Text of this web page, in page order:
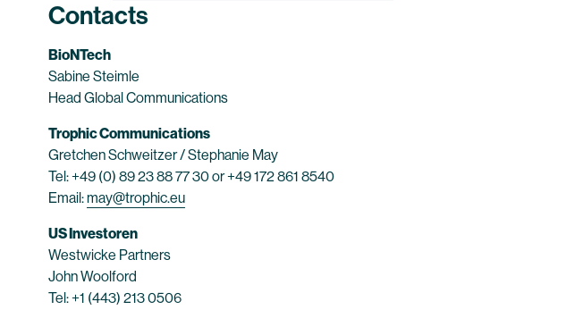
Contacts
BioNTech
Sabine Steimle
Head Global Communications
Trophic Communications
Gretchen Schweitzer / Stephanie May
Tel: +49 (0) 89 23 88 77 30 or +49 172 861 8540
Email:may@trophic.eu
US Investoren
Westwicke Partners
John Woolford
Tel: +1 (443) 213 0506